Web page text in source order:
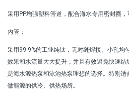
采用PP增强塑料管道，配合海水专用密封圈
内管：
采用99.9%的工业纯钛，无对缝焊接。小孔均
效果和水流量大大提升；并且有效避免快速结
是海水源热泵和泳池热泵理想的选择。特别
做能源的供冷、供热场所。